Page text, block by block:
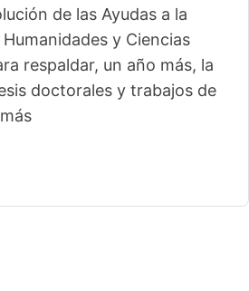
de las Ayudas a la
y Ciencias
respaldar, un año más, la
doctorales y trabajos de